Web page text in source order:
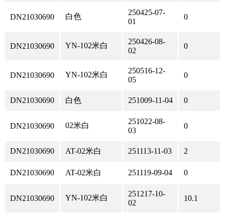
DN21030690 白色
250425-07-
01
0
DN21030690 YN-102米白
250426-08-
02
0
DN21030690 YN-102米白
250516-12-
05
0
DN21030690 白色 251009-11-04 0
DN21030690 02米白
251022-08-
03
0
DN21030690 AT-02米白 251113-11-03 2
DN21030690 AT-02米白 251119-09-04 0
DN21030690 YN-102米白
251217-10-
02
10.1